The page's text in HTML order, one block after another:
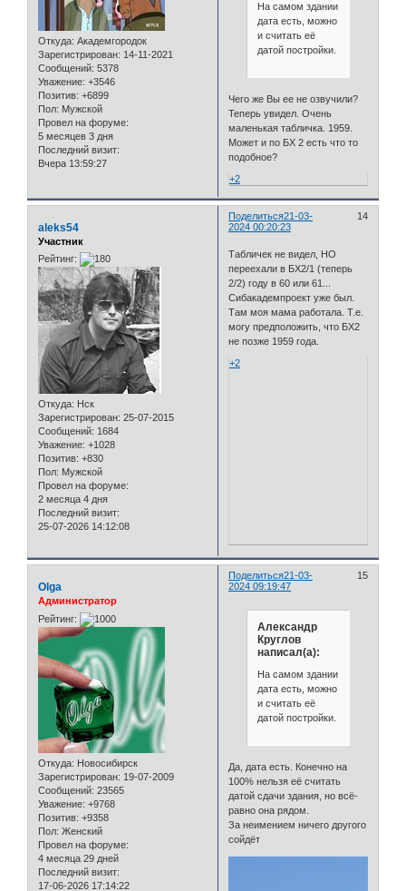
Откуда: Академгородок
Зарегистрирован: 14-11-2021
Сообщений: 5378
Уважение: +3546
Позитив: +6899
Пол: Мужской
Провел на форуме:
5 месяцев 3 дня
Последний визит:
Вчера 13:59:27
На самом здании
дата есть, можно
и считать её
датой постройки.
Чего же Вы ее не озвучили?
Теперь увидел. Очень
маленькая табличка. 1959.
Может и по БХ 2 есть что то
подобное?
+2
Поделиться 14
21-03-
2024 00:20:23
aleks54
Участник
Рейтинг:
Откуда: Нск
Зарегистрирован: 25-07-2015
Сообщений: 1684
Уважение: +1028
Позитив: +830
Пол: Мужской
Провел на форуме:
2 месяца 4 дня
Последний визит:
25-07-2026 14:12:08
Табличек не видел, НО
переехали в БХ2/1 (теперь
2/2) году в 60 или 61...
Сибакадемпроект уже был.
Там моя мама работала. Т.е.
могу предположить, что БХ2
не позже 1959 года.
+2
Поделиться 15
21-03-
2024 09:19:47
Olga
Администратор
Рейтинг:
Откуда: Новосибирск
Зарегистрирован: 19-07-2009
Сообщений: 23565
Уважение: +9768
Позитив: +9358
Пол: Женский
Провел на форуме:
4 месяца 29 дней
Последний визит:
17-06-2026 17:14:22
Александр
Круглов
написал(а):
На самом здании
дата есть, можно
и считать её
датой постройки.
Да, дата есть. Конечно на
100% нельзя её считать
датой сдачи здания, но всё-
равно она рядом.
За неимением ничего другого
сойдёт